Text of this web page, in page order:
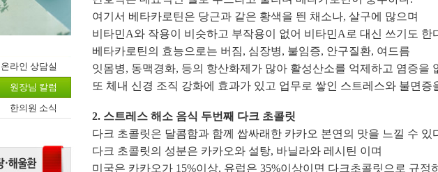
온라인 상담실
원장님 칼럼
한의원 소식
여기서 베타카로틴은 당근과 같은 황색을 띈 채소나, 살구에 많으며
비타민A와 작용이 비슷하고 부작용이 없어 비타민A로 대신 쓰기도 한
베타카로틴의 효능으로는 버짐, 심장병, 불임증, 안구질환, 여드름
잇몸병, 동맥경화, 등의 항산화제가 많아 활성산소를 억제하고 염증을
또 체내 신경 조직 강화에 효과가 있고 업무로 쌓인 스트레스와 불면증
2. 스트레스 해소 음식 두번째 다크 초콜릿
다크 초콜릿은 달콤함과 함께 쌉싸래한 카카오 본연의 맛을 느낄 수 있
다크 초콜릿의 성분은 카카오와 설탕, 바닐라와 레시틴 이며
미국은 카카오가 15%이상, 유럽은 35%이상이면 다크초콜릿으로 규정